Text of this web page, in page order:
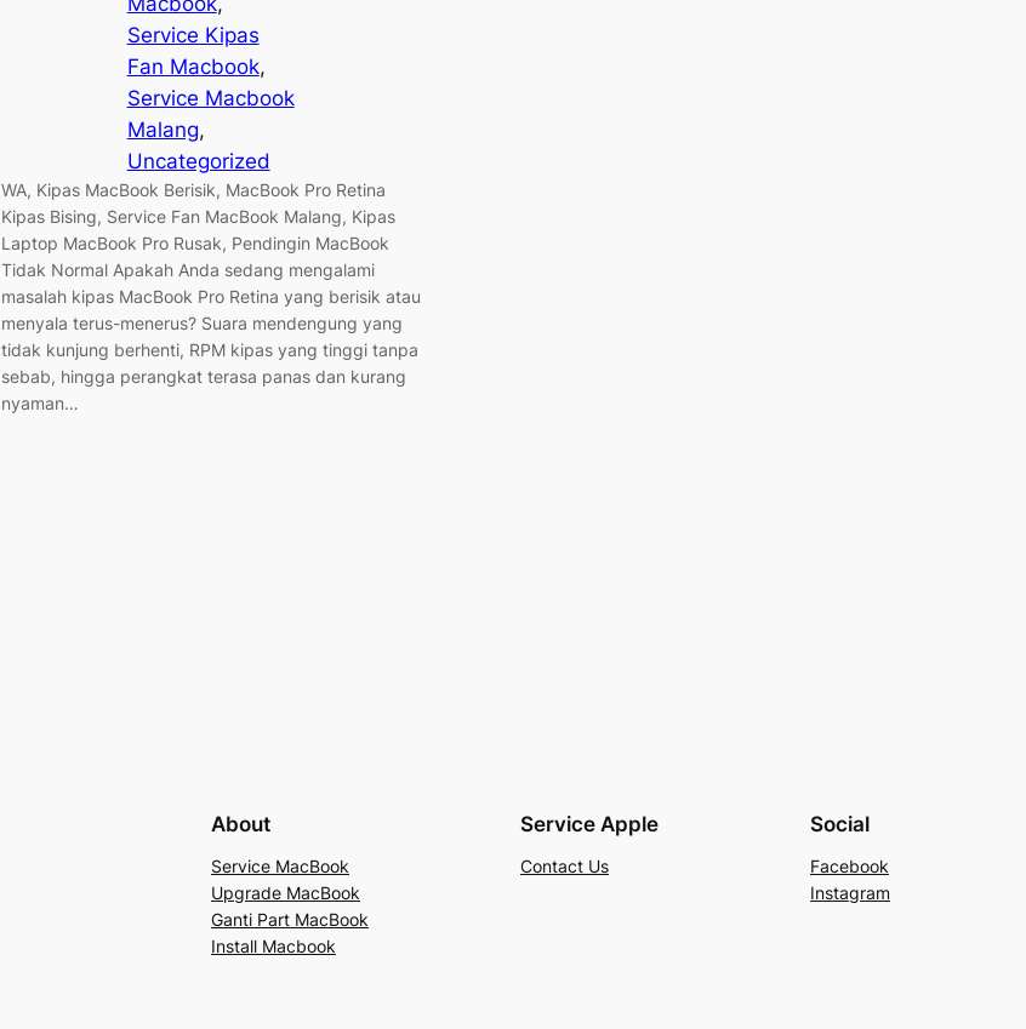
Service Kipas
Fan Macbook
Service Macbook
Malang
Uncategorized
WA, Kipas MacBook Berisik, MacBook Pro Retina
Kipas Bising, Service Fan MacBook Malang, Kipas
Laptop MacBook Pro Rusak, Pendingin MacBook
Tidak Normal Apakah Anda sedang mengalami
masalah kipas MacBook Pro Retina yang berisik atau
menyala terus-menerus? Suara mendengung yang
tidak kunjung berhenti, RPM kipas yang tinggi tanpa
sebab, hingga perangkat terasa panas dan kurang
nyaman…
About
Service MacBook
Upgrade MacBook
Ganti Part MacBook
Install Macbook
Service Apple
Contact Us
Social
Facebook
Instagram